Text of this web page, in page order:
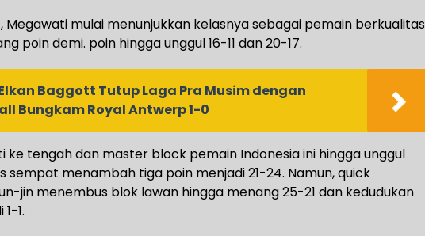
Megawati mulai menunjukkan kelasnya sebagai pemain berkualitas
poin demi. poin hingga unggul 16-11 dan 20-17.
Baggott Tutup Laga Pra Musim dengan
Bungkam Royal Antwerp 1-0
ke tengah dan master block pemain Indonesia ini hingga unggul
sempat menambah tiga poin menjadi 21-24. Namun, quick
jin menembus blok lawan hingga menang 25-21 dan kedudukan
1.